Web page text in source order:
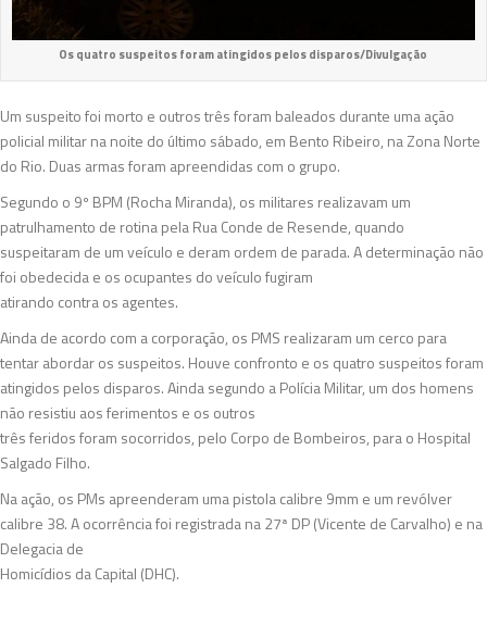
Os quatro suspeitos foram atingidos pelos disparos/Divulgação
Um suspeito foi morto e outros três foram baleados durante uma ação
policial militar na noite do último sábado, em Bento Ribeiro, na Zona Norte
do Rio. Duas armas foram apreendidas com o grupo.
Segundo o 9º BPM (Rocha Miranda), os militares realizavam um
patrulhamento de rotina pela Rua Conde de Resende, quando
suspeitaram de um veículo e deram ordem de parada. A determinação não
foi obedecida e os ocupantes do veículo fugiram
atirando contra os agentes.
Ainda de acordo com a corporação, os PMS realizaram um cerco para
tentar abordar os suspeitos. Houve confronto e os quatro suspeitos foram
atingidos pelos disparos. Ainda segundo a Polícia Militar, um dos homens
não resistiu aos ferimentos e os outros
três feridos foram socorridos, pelo Corpo de Bombeiros, para o Hospital
Salgado Filho.
Na ação, os PMs apreenderam uma pistola calibre 9mm e um revólver
calibre 38. A ocorrência foi registrada na 27ª DP (Vicente de Carvalho) e na
Delegacia de
Homicídios da Capital (DHC).